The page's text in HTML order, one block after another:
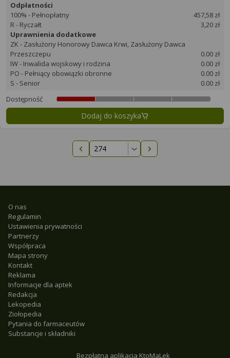
Dostępność
Odpłatności
100% - Pełnopłatny
457,58 zł
R - Ryczałt
3,20 zł
Uprawnienia dodatkowe
ZK - Zasłużony Honorowy Dawca Krwi, Zasłużony Dawca
Przeszczepu
0.00 zł
IW - Inwalida wojskowy i rodzina
0.00 zł
PO - Pełniący obowiązki obronne
0.00 zł
S - Senior
0.00 zł
Dodaj do koszyka
Poprzednia strona Następna strona
O nas
Regulamin
Ustawienia prywatności
Partnerzy
Współpraca
Mapa strony
Kontakt
Reklama
Informacje dla aptek
Redakcja
Lekopedia
Ziołopedia
Pytania do farmaceutów
Substancje i składniki
Bezpłatna aplikacja KtoMaLek